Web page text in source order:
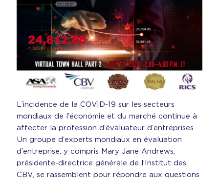
L’incidence de la COVID-19 sur les secteurs
mondiaux de l’économie et du marché continue à
affecter la profession d’évaluateur d’entreprises.
Un groupe d’experts mondiaux en évaluation
d’entreprise, y compris Mary Jane Andrews,
présidente-directrice générale de l’Institut des
CBV, se rassemblent pour répondre aux questions